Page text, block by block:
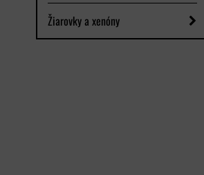
Žiarovky a xenóny